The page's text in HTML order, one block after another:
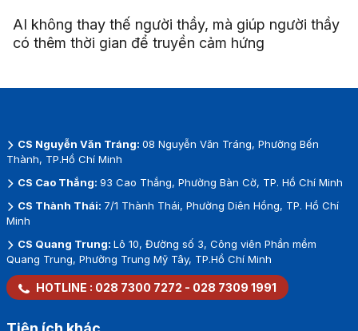
AI không thay thế người thầy, mà giúp người thầy
có thêm thời gian để truyền cảm hứng
CS Nguyễn Văn Tráng: 08 Nguyễn Văn Tráng, Phường Bến
Thành, TP.Hồ Chí Minh
CS Cao Thắng: 93 Cao Thắng, Phường Bàn Cờ, TP. Hồ Chí Minh
CS Thành Thái: 7/1 Thành Thái, Phường Diên Hồng, TP. Hồ Chí
Minh
CS Quang Trung: Lô 10, Đường số 3, Công viên Phần mềm
Quang Trung, Phường Trung Mỹ Tây, TP.Hồ Chí Minh
HOTLINE : 028 7300 7272 - 028 7309 1991